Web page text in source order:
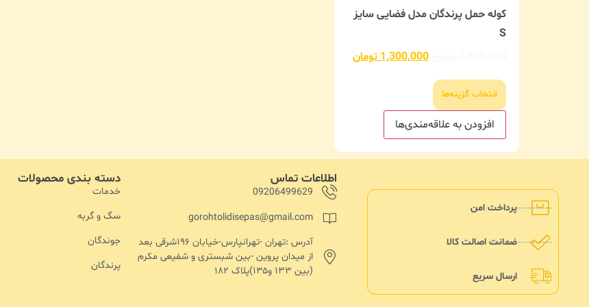
کوله حمل پرندگان مدل فضایی سایز
S
1,300,000تومان
انتخاب گزینه‌ها
افزودن به علاقه‌مندی‌ها
پرداخت امن
ضمانت اصالت کالا
ارسال سریع
اطلاعات تماس
09206499629
gorohtolidisepas@gmail.com
آدرس :تهران -تهرانپارس-خیابان ۱۹۶شرقی بعد
از میدان پروین -بین شبستری و شفیعی مکرم
(بین ۱۳۳ و۱۳۵)پلاک ۱۸۲
دسته بندی محصولات
خدمات
سگ و گربه
جوندگان
پرندگان